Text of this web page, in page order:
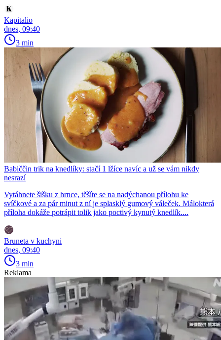
Kapitalio
dnes, 09:40
3 min
Babiččin trik na knedlíky: stačí 1 lžíce navíc a už se vám nikdy
nesrazí
Vytáhnete šišku z hrnce, těšíte se na nadýchanou přílohu ke
svíčkové a za pár minut z ní je splasklý gumový váleček. Málokterá
příloha dokáže potrápit tolik jako poctivý kynutý knedlík....
Bruneta v kuchyni
dnes, 09:40
3 min
Reklama